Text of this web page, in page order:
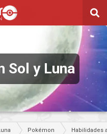
Sol y Luna
Pokémon Habilidades